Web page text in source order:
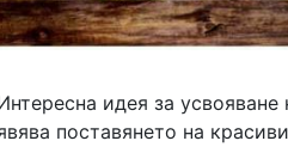
идея за
поставянето на